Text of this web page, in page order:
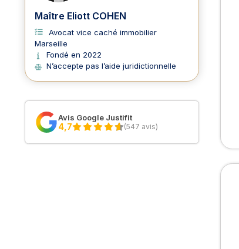
Maître Eliott COHEN
Avocat vice caché immobilier
Marseille
Fondé en 2022
N’accepte pas l’aide juridictionnelle
Avis Google Justifit
4,7 (547 avis)